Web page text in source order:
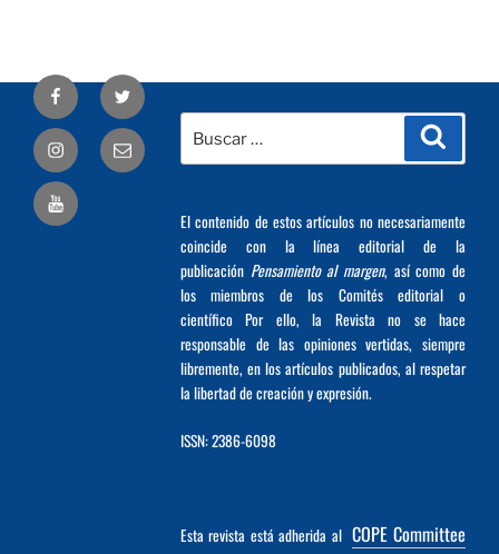
por:
El contenido de estos artículos no necesariamente
coincide con la línea editorial de la
publicación Pensamiento al margen, así como de
los miembros de los Comités editorial o
científico Por ello, la Revista no se hace
responsable de las opiniones vertidas, siempre
libremente, en los artículos publicados, al respetar
la libertad de creación y expresión.
ISSN: 2386-6098
Esta revista está adherida al COPE Committee
Facebook Twitter
Correo
electrónico